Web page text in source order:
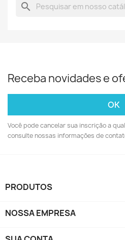
search
Receba novidades e
Você pode cancelar sua inscrição a
consulte nossas informações de
PRODUTOS
NOSSA EMPRESA